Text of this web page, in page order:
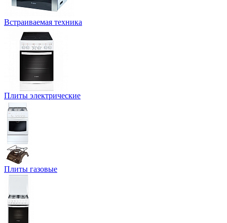
Встраиваемая техника
Плиты электрические
Плиты газовые